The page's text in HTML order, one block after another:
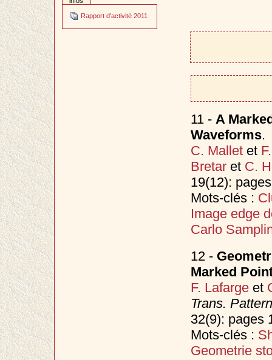
Rapport d'activité 2011
11 - A
Waveforms.
C. Malletet
Bretaret C.
19(12):
Mots-clés :
Image edge
Carlo
12 -
Marked
F. Lafargeet
Trans.
32(9): pages
Mots-clés :
Geometrie